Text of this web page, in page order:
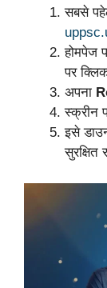
सबसे
होमपेज
पर
अपना
स्क्रीन
इसे
सुरक्षित